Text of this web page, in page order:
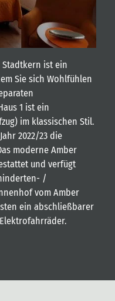
ist ein
Sie sich Wohlfühlen
1 ist ein
im klassischen Stil.
2022/23 die
moderne Amber
und verfügt
/
vom Amber
ein abschließbarer